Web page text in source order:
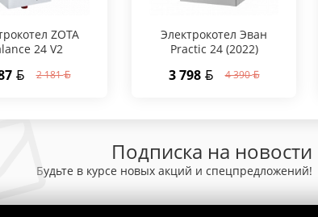
ZOTA
24 V2
2 181
Электрокотел Эван
Practic 24 (2022)
3 798 4 390
Подписка на новости
Будьте в курсе новых акций и спецпредложений!